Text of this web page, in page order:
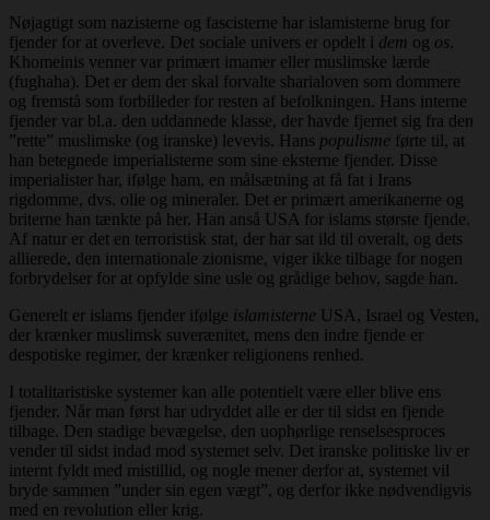
Nøjagtigt som nazisterne og fascisterne har islamisterne brug for
fjender for at overleve. Det sociale univers er opdelt i dem og os.
Khomeinis venner var primært imamer eller muslimske lærde
(fughaha). Det er dem der skal forvalte sharialoven som dommere
og fremstå som forbilleder for resten af befolkningen. Hans interne
fjender var bl.a. den uddannede klasse, der havde fjernet sig fra den
”rette” muslimske (og iranske) levevis. Hans populisme førte til, at
han betegnede imperialisterne som sine eksterne fjender. Disse
imperialister har, ifølge ham, en målsætning at få fat i Irans
rigdomme, dvs. olie og mineraler. Det er primært amerikanerne og
briterne han tænkte på her. Han anså USA for islams største fjende.
Af natur er det en terroristisk stat, der har sat ild til overalt, og dets
allierede, den internationale zionisme, viger ikke tilbage for nogen
forbrydelser for at opfylde sine usle og grådige behov, sagde han.
Generelt er islams fjender ifølge islamisterne USA, Israel og Vesten,
der krænker muslimsk suverænitet, mens den indre fjende er
despotiske regimer, der krænker religionens renhed.
I totalitaristiske systemer kan alle potentielt være eller blive ens
fjender. Når man først har udryddet alle er der til sidst en fjende
tilbage. Den stadige bevægelse, den uophørlige renselsesproces
vender til sidst indad mod systemet selv. Det iranske politiske liv er
internt fyldt med mistillid, og nogle mener derfor at, systemet vil
bryde sammen ”under sin egen vægt”, og derfor ikke nødvendigvis
med en revolution eller krig.